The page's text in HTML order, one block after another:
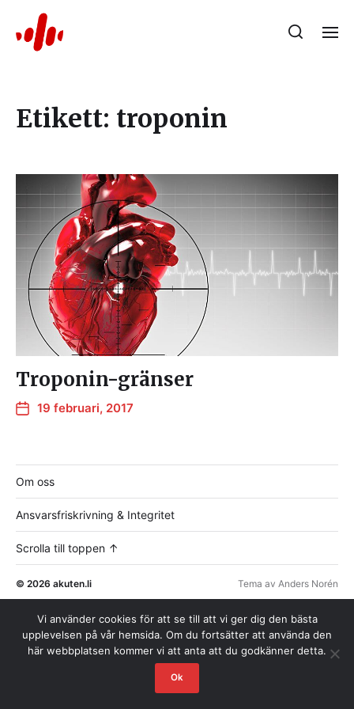
Etikett: troponin
Troponin-gränser
19 februari, 2017
Om oss
Ansvarsfriskrivning & Integritet
Scrolla till toppen ↑
© 2026 akuten.li Tema av Anders Norén
Vi använder cookies för att se till att vi ger dig den bästa
upplevelsen på vår hemsida. Om du fortsätter att använda den
här webbplatsen kommer vi att anta att du godkänner detta.
Ok